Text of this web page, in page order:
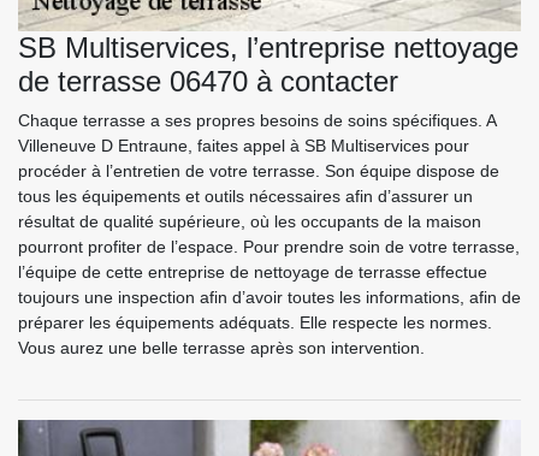
SB Multiservices, l’entreprise nettoyage
de terrasse 06470 à contacter
Chaque terrasse a ses propres besoins de soins spécifiques. A
Villeneuve D Entraune, faites appel à SB Multiservices pour
procéder à l’entretien de votre terrasse. Son équipe dispose de
tous les équipements et outils nécessaires afin d’assurer un
résultat de qualité supérieure, où les occupants de la maison
pourront profiter de l’espace. Pour prendre soin de votre terrasse,
l’équipe de cette entreprise de nettoyage de terrasse effectue
toujours une inspection afin d’avoir toutes les informations, afin de
préparer les équipements adéquats. Elle respecte les normes.
Vous aurez une belle terrasse après son intervention.